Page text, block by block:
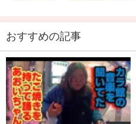
おすすめの記事